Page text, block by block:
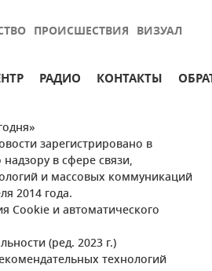
ПРОИСШЕСТВИЯ ВИЗУАЛ
РАДИО КОНТАКТЫ
зарегистрировано в
в сфере связи,
и массовых коммуникаций
2014 года.
Cookie и автоматического
(ред. 2023 г.)
технологий